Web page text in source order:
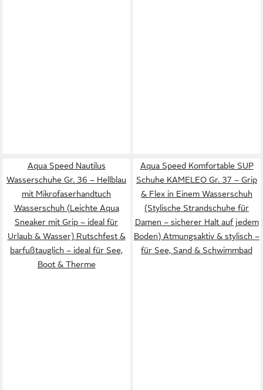
Aqua Speed Nautilus
Wasserschuhe Gr. 36 – Hellblau
mit Mikrofaserhandtuch
Wasserschuh (Leichte Aqua
Sneaker mit Grip – ideal für
Urlaub & Wasser) Rutschfest &
barfußtauglich – ideal für See,
Boot & Therme
Aqua Speed Komfortable SUP
Schuhe KAMELEO Gr. 37 – Grip
& Flex in Einem Wasserschuh
(Stylische Strandschuhe für
Damen – sicherer Halt auf jedem
Boden) Atmungsaktiv & stylisch –
für See, Sand & Schwimmbad